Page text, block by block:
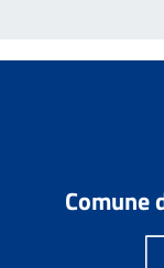
Comune